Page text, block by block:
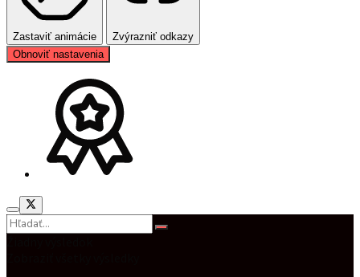
Zastaviť animácie
Zvýrazniť odkazy
Obnoviť nastavenia